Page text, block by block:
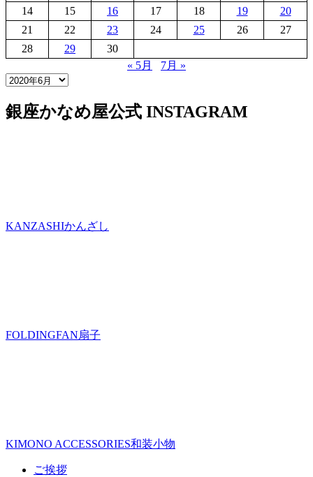
14
15 16 17 18 19
20
21
22 23 24 25 26
27
28
29
30
« 5月
7月 »
銀座かなめ屋公式 INSTAGRAM
KANZASHIかんざし
FOLDINGFAN扇子
KIMONO ACCESSORIES和装小物
ご挨拶